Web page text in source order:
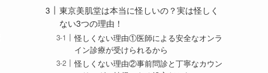
東京美肌堂は本当に怪しいの？実は怪しく
ない3つの理由！
怪しくない理由①医師による安全なオンラ
イン診療が受けられるから
怪しくない理由②事前問診と丁寧なカウン